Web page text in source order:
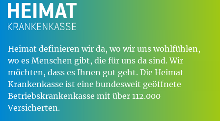
Heimat definieren wir da, wo wir uns wohlfühlen,
wo es Menschen gibt, die für uns da sind. Wir
möchten, dass es Ihnen gut geht. Die Heimat
Krankenkasse ist eine bundesweit geöffnete
Betriebskrankenkasse mit über 112.000
Versicherten.